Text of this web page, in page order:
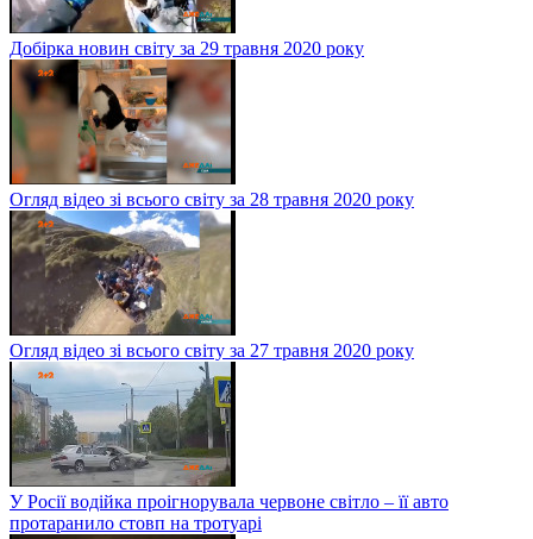
Добірка новин світу за 29 травня 2020 року
Огляд відео зі всього світу за 28 травня 2020 року
Огляд відео зі всього світу за 27 травня 2020 року
У Росії водійка проігнорувала червоне світло – її авто
протаранило стовп на тротуарі